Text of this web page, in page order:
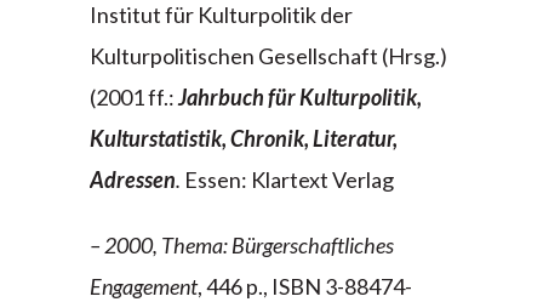
Institut für Kulturpolitik der
Kulturpolitischen Gesellschaft (Hrsg.)
(2001 ff.:Jahrbuch für Kulturpolitik,
Kulturstatistik, Chronik, Literatur,
Adressen. Essen: Klartext Verlag
– 2000, Thema: Bürgerschaftliches
Engagement, 446 p., ISBN 3-88474-